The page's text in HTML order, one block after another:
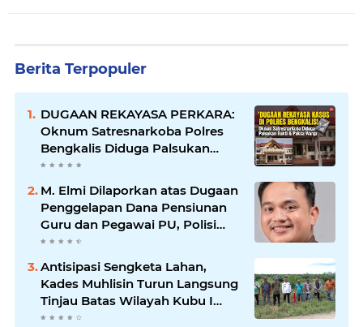
Berita Terpopuler
DUGAAN REKAYASA PERKARA:
Oknum Satresnarkoba Polres
Bengkalis Diduga Palsukan
Barang Bukti Hingga Paksa
Warga Hadir di TKP
M. Elmi Dilaporkan atas Dugaan
Penggelapan Dana Pensiunan
Guru dan Pegawai PU, Polisi
Pastikan Proses Hukum
Berjalan
Antisipasi Sengketa Lahan,
Kades Muhlisin Turun Langsung
Tinjau Batas Wilayah Kubu I
yang Diduga Diserobot PT Jatim